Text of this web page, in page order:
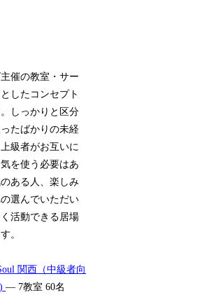
催の教室・サー
したコンセプト
しっかりと区分
たばかりの未経
級者がお互いに
を使う必要はあ
ある人、楽しみ
選んでいただい
活動できる居場
。
関西（中級者向
— 7教室 60名